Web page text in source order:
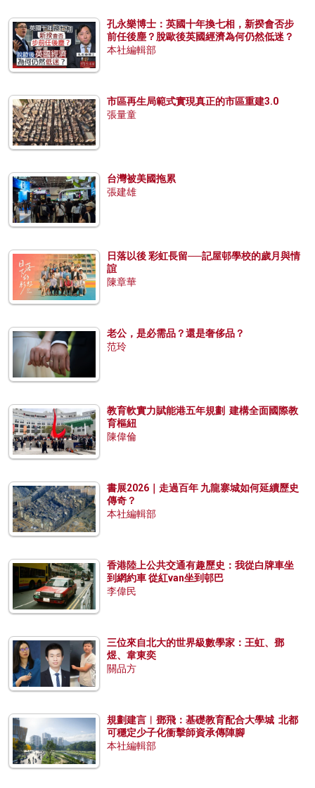
孔永樂博士：英國十年換七相，新揆會否步
前任後塵？脫歐後英國經濟為何仍然低迷？
本社編輯部
市區再生局範式實現真正的市區重建3.0
張量童
台灣被美國拖累
張建雄
日落以後 彩虹長留──記屋邨學校的歲月與情
誼
陳章華
老公，是必需品？還是奢侈品？
范玲
教育軟實力賦能港五年規劃 建構全面國際教
育樞紐
陳偉倫
書展2026｜走過百年 九龍寨城如何延續歷史
傳奇？
本社編輯部
香港陸上公共交通有趣歷史：我從白牌車坐
到網約車 從紅van坐到邨巴
李偉民
三位來自北大的世界級數學家：王虹、鄧
煜、韋東奕
關品方
規劃建言︱鄧飛：基礎教育配合大學城 北都
可穩定少子化衝擊師資承傳陣腳
本社編輯部